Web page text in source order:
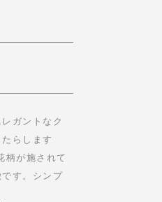
ガントなク
らします
柄が施されて
す。シンプ